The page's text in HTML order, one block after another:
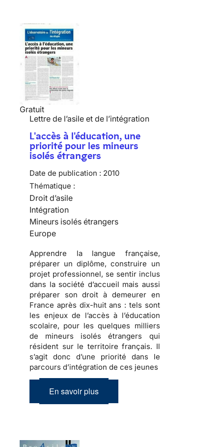
Gratuit
Lettre de l’asile et de l’intégration
L'accès à l'éducation, une
priorité pour les mineurs
isolés étrangers
Date de publication : 2010
Thématique :
Droit d’asile
Intégration
Mineurs isolés étrangers
Europe
Apprendre la langue française,
préparer un diplôme,construire un
projet professionnel, se sentir inclus
dans la société d’accueil mais aussi
préparer son droit à demeurer en
France après dix-huit ans : tels sont
les enjeux de l’accès à l’éducation
scolaire, pour les quelques milliers
de mineurs isolés étrangers qui
résident sur le territoire français. Il
s’agit donc d’une priorité dans le
parcours d’intégration de ces jeunes
En savoir plus